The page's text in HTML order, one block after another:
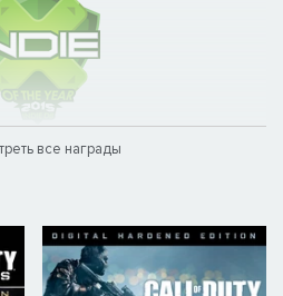
все награды